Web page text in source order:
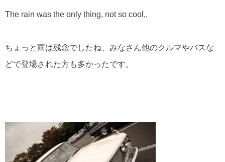
The rain was the only thing, not so cool,,
ちょっと雨は残念でしたね、みなさん他のクルマやバスな
どで登場された方も多かったです。